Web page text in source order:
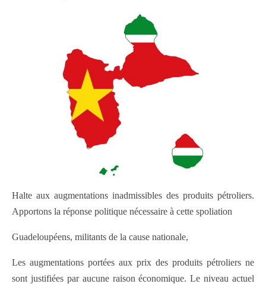
Halte aux augmentations inadmissibles des produits pétroliers.
Apportons la réponse politique nécessaire à cette spoliation
Guadeloupéens, militants de la cause nationale,
Les augmentations portées aux prix des produits pétroliers ne
sont justifiées par aucune raison économique. Le niveau actuel